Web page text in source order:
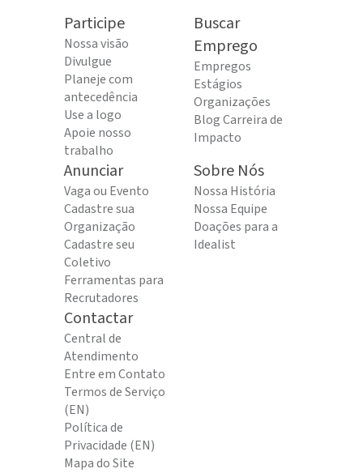
Participe
Nossa visão
Divulgue
Planeje com
antecedência
Use a logo
Apoie nosso
trabalho
Buscar
Emprego
Empregos
Estágios
Organizações
Blog Carreira de
Impacto
Anunciar
Vaga ou Evento
Cadastre sua
Organização
Cadastre seu
Coletivo
Ferramentas para
Recrutadores
Sobre Nós
Nossa História
Nossa Equipe
Doações para a
Idealist
Contactar
Central de
Atendimento
Entre em Contato
Termos de Serviço
(EN)
Política de
Privacidade (EN)
Mapa do Site